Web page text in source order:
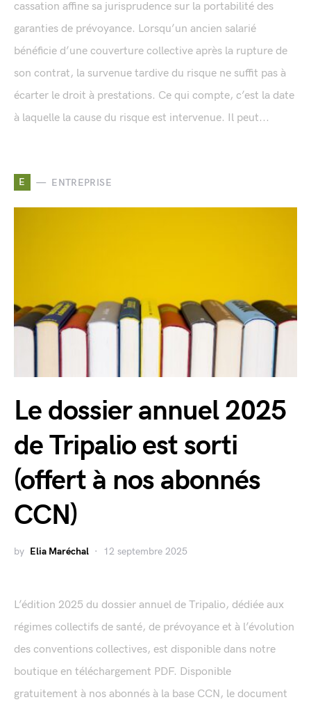
cassation affine sa jurisprudence sur la portabilité des
garanties de prévoyance. Lorsqu’un ancien salarié
bénéficie d’une couverture collective après la rupture de
son contrat, la survenue tardive du risque ne suffit pas à
écarter le droit à prestations. Ce qui compte, c’est la date
à laquelle la cause du risque est intervenue. Il peut...
E ENTREPRISE
Le dossier annuel 2025
de Tripalio est sorti
(offert à nos abonnés
CCN)
by Elia Maréchal 12 septembre 2025
L’édition 2025 du dossier annuel de Tripalio, dédiée aux
régimes collectifs de santé, de prévoyance et à l’évolution
des conventions collectives, est disponible dans notre
boutique en téléchargement PDF. Disponible
gratuitement à nos abonnés à la base CCN, le document